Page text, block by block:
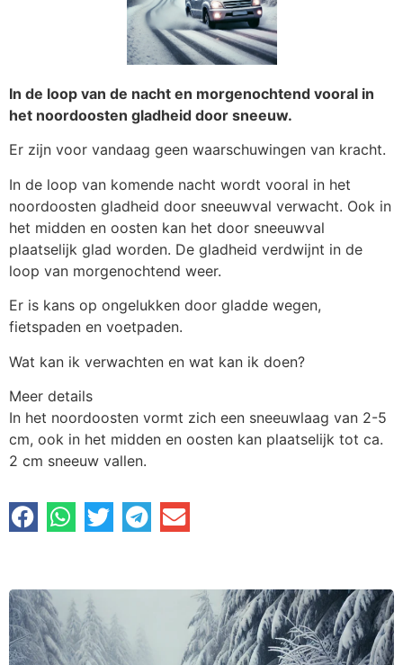
In de loop van de nacht en morgenochtend vooral in
het noordoosten gladheid door sneeuw.
Er zijn voor vandaag geen waarschuwingen van kracht.
In de loop van komende nacht wordt vooral in het
noordoosten gladheid door sneeuwval verwacht. Ook in
het midden en oosten kan het door sneeuwval
plaatselijk glad worden. De gladheid verdwijnt in de
loop van morgenochtend weer.
Er is kans op ongelukken door gladde wegen,
fietspaden en voetpaden.
Wat kan ik verwachten en wat kan ik doen?
Meer details
In het noordoosten vormt zich een sneeuwlaag van 2-5
cm, ook in het midden en oosten kan plaatselijk tot ca.
2 cm sneeuw vallen.